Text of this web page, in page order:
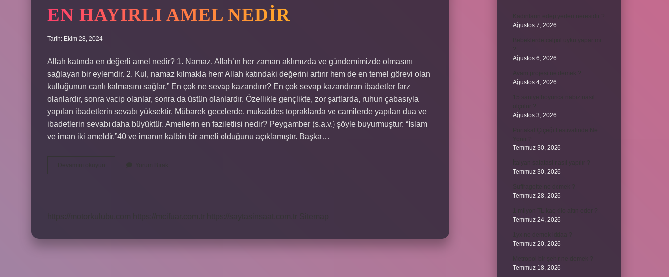
EN HAYIRLI AMEL NEDIR
Tarih: Ekim 28, 2024
Allah katında en değerli amel nedir? 1. Namaz, Allah’ın her zaman aklımızda ve gündemimizde olmasını
sağlayan bir eylemdir. 2. Kul, namaz kılmakla hem Allah katındaki değerini artırır hem de en temel görevi olan
kulluğunun canlı kalmasını sağlar.” En çok ne sevap kazandırır? En çok sevap kazandıran ibadetler farz
olanlardır, sonra vacip olanlar, sonra da üstün olanlardır. Özellikle gençlikte, zor şartlarda, ruhun çabasıyla
yapılan ibadetlerin sevabı yüksektir. Mübarek gecelerde, mukaddes topraklarda ve camilerde yapılan dua ve
ibadetlerin sevabı daha büyüktür. Amellerin en faziletlisi nedir? Peygamber (s.a.v.) şöyle buyurmuştur: “İslam
ve iman iki ameldir.”40 ve imanın kalbin bir ameli olduğunu açıklamıştır. Başka…
Ağustos 7, 2026
Ağustos 6, 2026
Ağustos 4, 2026
Ağustos 3, 2026
Temmuz 30, 2026
Temmuz 30, 2026
Temmuz 28, 2026
Temmuz 24, 2026
Temmuz 20, 2026
Temmuz 18, 2026